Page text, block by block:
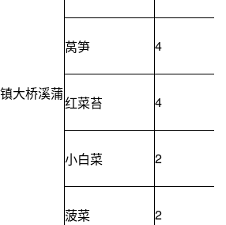
大桥溪蒲
莴笋 4
红菜苔 4
小白菜 2
菠菜 2